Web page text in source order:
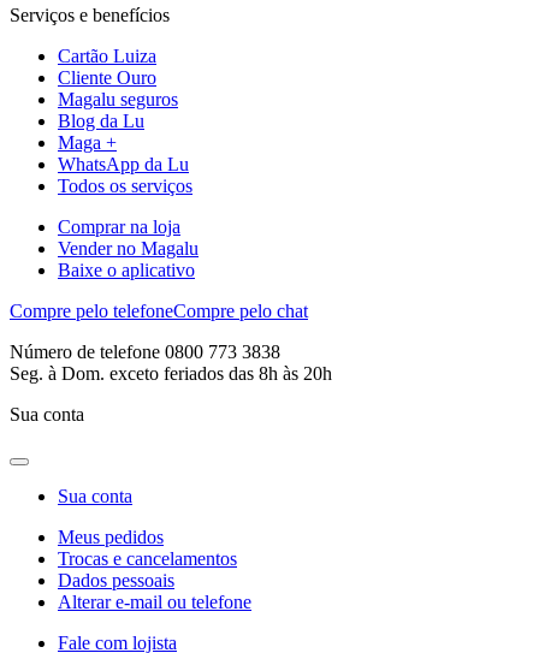
Serviços e benefícios
Cartão Luiza
Cliente Ouro
Magalu seguros
Blog da Lu
Maga +
WhatsApp da Lu
Todos os serviços
Comprar na loja
Vender no Magalu
Baixe o aplicativo
Compre pelo telefoneCompre pelo chat
Número de telefone 0800 773 3838
Seg. à Dom. exceto feriados das 8h às 20h
Sua conta
Sua conta
Meus pedidos
Trocas e cancelamentos
Dados pessoais
Alterar e-mail ou telefone
Fale com lojista